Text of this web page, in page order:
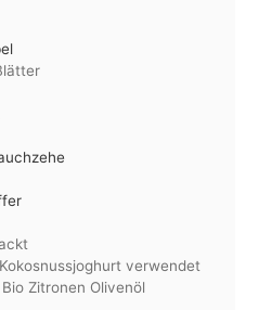
verwendet
Zitronen Olivenöl